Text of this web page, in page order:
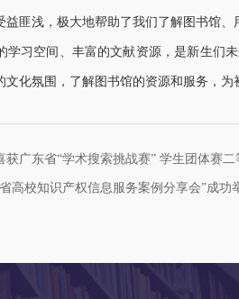
益匪浅，极大地帮助了我们了解图书馆、
学习空间、丰富的文献资源，是新生们
文化氛围，了解图书馆的资源和服务，
获广东省“学术搜索挑战赛” 学生团体赛二
高校知识产权信息服务案例分享会”成功